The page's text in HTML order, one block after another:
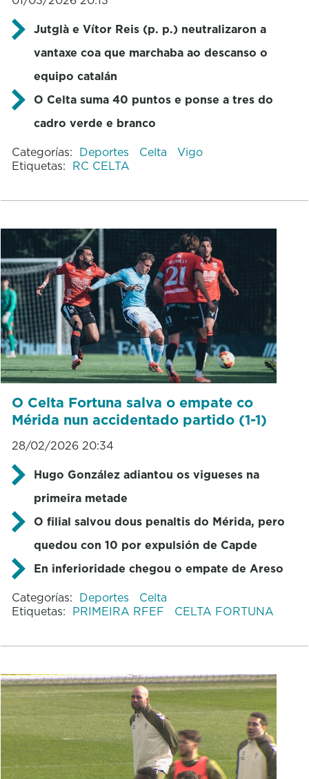
Jutglà e Vítor Reis (p. p.) neutralizaron a
vantaxe coa que marchaba ao descanso o
equipo catalán
O Celta suma 40 puntos e ponse a tres do
cadro verde e branco
Categorías: Deportes Celta
Vigo
Etiquetas: RC CELTA
O Celta Fortuna salva o empate co
Mérida nun accidentado partido (1-1)
28/02/2026 20:34
Hugo González adiantou os vigueses na
primeira metade
O filial salvou dous penaltis do Mérida, pero
quedou con 10 por expulsión de Capde
En inferioridade chegou o empate de Areso
Categorías: Deportes
Celta
Etiquetas: PRIMEIRA RFEF CELTA FORTUNA